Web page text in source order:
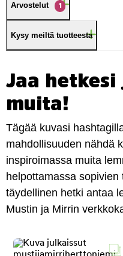
Arvostelut 1
Kysy meiltä tuotteesta
Jaa
muita!
Tägää kuvasi
mahdollisuuden nähdä
inspiroimassa muita
helpottamassa
täydellinen hetki antaa
Mustin ja Mirrin